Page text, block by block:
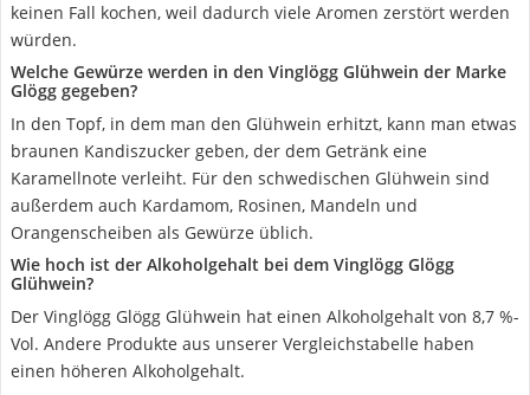
keinen Fall kochen, weil dadurch viele Aromen zerstört werden
würden.
Welche Gewürze werden in den Vinglögg Glühwein der Marke
Glögg gegeben?
In den Topf, in dem man den Glühwein erhitzt, kann man etwas
braunen Kandiszucker geben, der dem Getränk eine
Karamellnote verleiht. Für den schwedischen Glühwein sind
außerdem auch Kardamom, Rosinen, Mandeln und
Orangenscheiben als Gewürze üblich.
Wie hoch ist der Alkoholgehalt bei dem Vinglögg Glögg
Glühwein?
Der Vinglögg Glögg Glühwein hat einen Alkoholgehalt von 8,7 %-
Vol. Andere Produkte aus unserer Vergleichstabelle haben
einen höheren Alkoholgehalt.